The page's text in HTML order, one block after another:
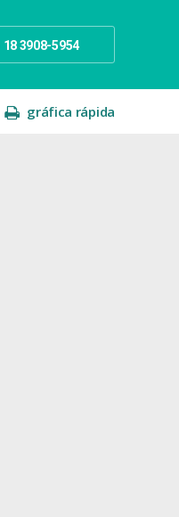
18 3908-5954
gráfica rápida